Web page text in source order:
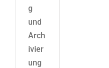
g
und
Arch
ivier
ung